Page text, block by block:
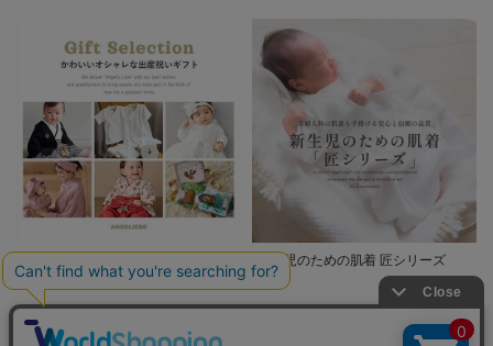
しかったもの・ギフトランキング
新生児のための肌着 匠シリーズ